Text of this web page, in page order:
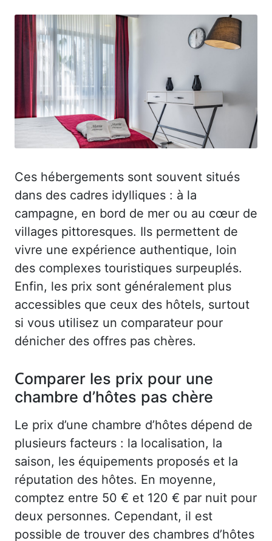
Ces hébergements sont souvent situés
dans des cadres idylliques : à la
campagne, en bord de mer ou au cœur de
villages pittoresques. Ils permettent de
vivre une expérience authentique, loin
des complexes touristiques surpeuplés.
Enfin, les prix sont généralement plus
accessibles que ceux des hôtels, surtout
si vous utilisez un comparateur pour
dénicher des offres pas chères.
Comparer les prix pour une
chambre d’hôtes pas chère
Le prix d’une chambre d’hôtes dépend de
plusieurs facteurs : la localisation, la
saison, les équipements proposés et la
réputation des hôtes. En moyenne,
comptez entre 50 € et 120 € par nuit pour
deux personnes. Cependant, il est
possible de trouver des chambres d’hôtes